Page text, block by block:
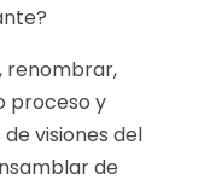
renombrar,
proceso y
visiones del
de